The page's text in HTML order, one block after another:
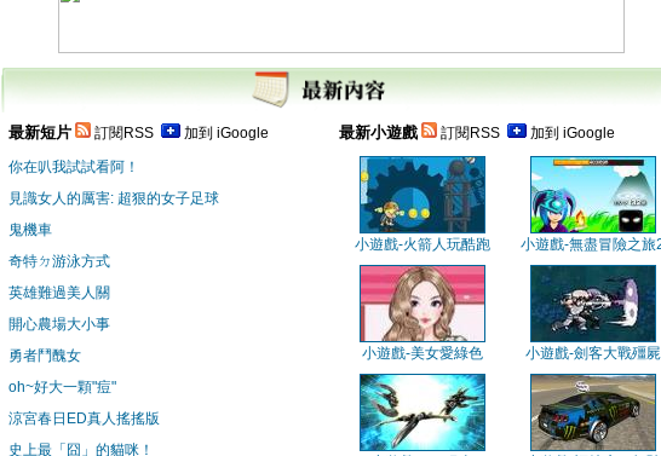
最新短片 訂閱RSS 加到 iGoogle 最新小遊戲 訂閱RSS
加到 iGoogle
你在叭我試試看阿！
見識女人的厲害: 超狠的女子足球
鬼機車
奇特ㄉ游泳方式
英雄難過美人關
開心農場大小事
勇者鬥醜女
oh~好大一顆"痘"
涼宮春日ED真人搖搖版
史上最「囧」的貓咪！
小遊戲-火箭人玩酷跑 小遊戲-無盡冒險之旅
小遊戲-美女愛綠色 小遊戲-劍客大戰殭屍